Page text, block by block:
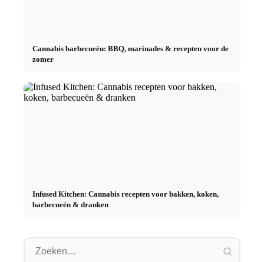
Cannabis barbecueën: BBQ, marinades & recepten voor de
zomer
Infused Kitchen: Cannabis recepten voor bakken, koken,
barbecueën & dranken